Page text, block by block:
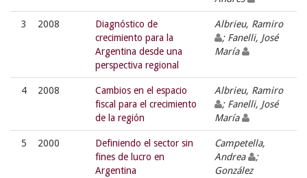
3 2008
Diagnóstico de
crecimiento para la
Argentina desde una
perspectiva regional
Albrieu, Ramiro
; Fanelli, José
María
4 2008
Cambios en el espacio
fiscal para el crecimiento
de la región
Albrieu, Ramiro
; Fanelli, José
María
5 2000
Definiendo el sector sin
fines de lucro en
Argentina
Campetella,
Andrea
;
González